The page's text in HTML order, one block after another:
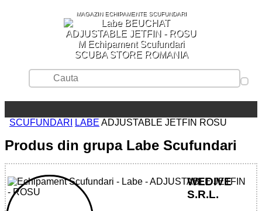
MAGAZIN ECHIPAMENTE SCUFUNDARI
SCUBA STORE ROMANIA
SCUFUNDARI LABE ADJUSTABLE JETFIN ROSU
Produs din grupa Labe Scufundari
WEDIVE
S.R.L.